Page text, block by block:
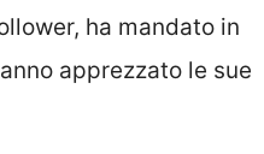
ha mandato in
apprezzato le sue